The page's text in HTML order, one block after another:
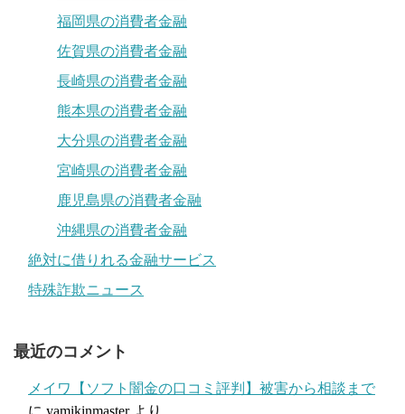
福岡県の消費者金融
佐賀県の消費者金融
長崎県の消費者金融
熊本県の消費者金融
大分県の消費者金融
宮崎県の消費者金融
鹿児島県の消費者金融
沖縄県の消費者金融
絶対に借りれる金融サービス
特殊詐欺ニュース
最近のコメント
メイワ【ソフト闇金の口コミ評判】被害から相談まで
に yamikinmasterより